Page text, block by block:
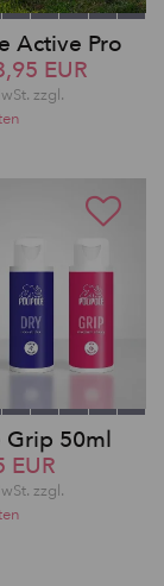
Active Pro
EUR
zzgl.
Grip 50ml
EUR
zzgl.